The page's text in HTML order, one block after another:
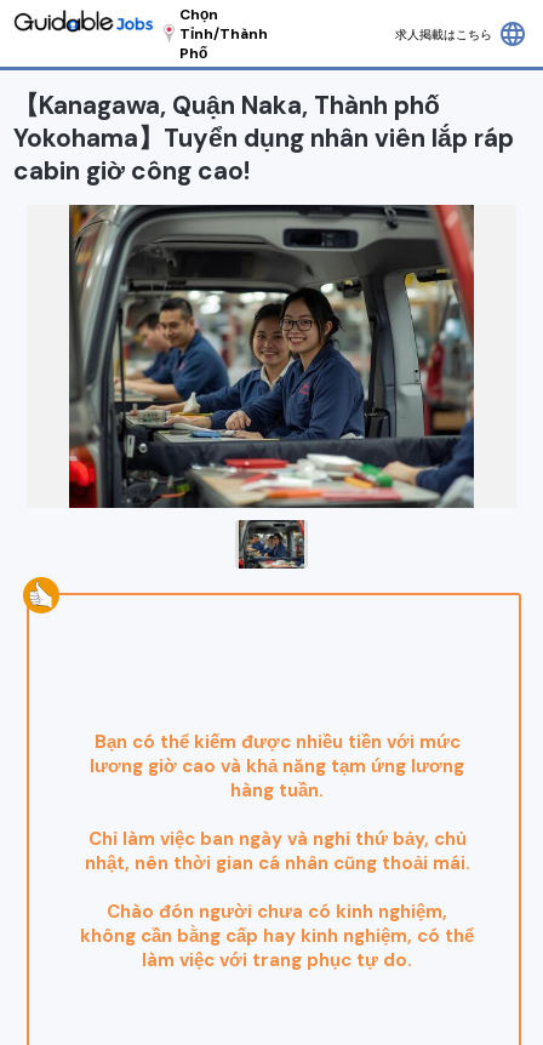
Chọn
Tỉnh/Thành
Phố
求人掲載はこちら language
【Kanagawa, Quận Naka, Thành phố
Yokohama】Tuyển dụng nhân viên lắp ráp
cabin giờ công cao!
Bạn có thể kiếm được nhiều tiền với mức
lương giờ cao và khả năng tạm ứng lương
hàng tuần.
Chỉ làm việc ban ngày và nghỉ thứ bảy, chủ
nhật, nên thời gian cá nhân cũng thoải mái.
Chào đón người chưa có kinh nghiệm,
không cần bằng cấp hay kinh nghiệm, có thể
làm việc với trang phục tự do.